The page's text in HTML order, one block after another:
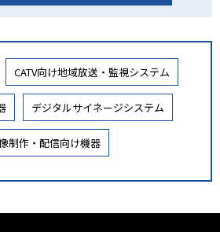
CATV向け地域放送・監視システム
デジタルサイネージシステム
制作・配信向け機器